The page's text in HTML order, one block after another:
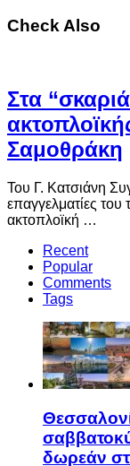
Check Also
Στα
Σαμοθράκη
Του Γ. Κατσιάνη
επαγγελματίες
ακτοπλοϊκή …
Recent
Popular
Comments
Tags
δωρεάν